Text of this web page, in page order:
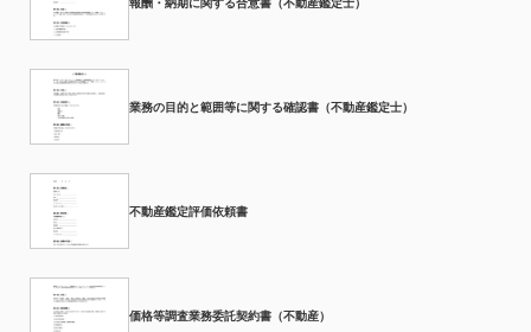
業務の目的と範囲等に関する確認書（不動産鑑定士）
不動産鑑定評価依頼書
価格等調査業務委託契約書（不動産）